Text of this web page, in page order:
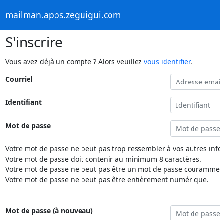
mailman.apps.zeguigui.com
S'inscrire
Vous avez déjà un compte ? Alors veuillez vous identifier.
Courriel
Identifiant
Mot de passe
Votre mot de passe ne peut pas trop ressembler à vos autres
Votre mot de passe doit contenir au minimum 8 caractères.
Votre mot de passe ne peut pas être un mot de passe
Votre mot de passe ne peut pas être entièrement numérique.
Mot de passe (à nouveau)